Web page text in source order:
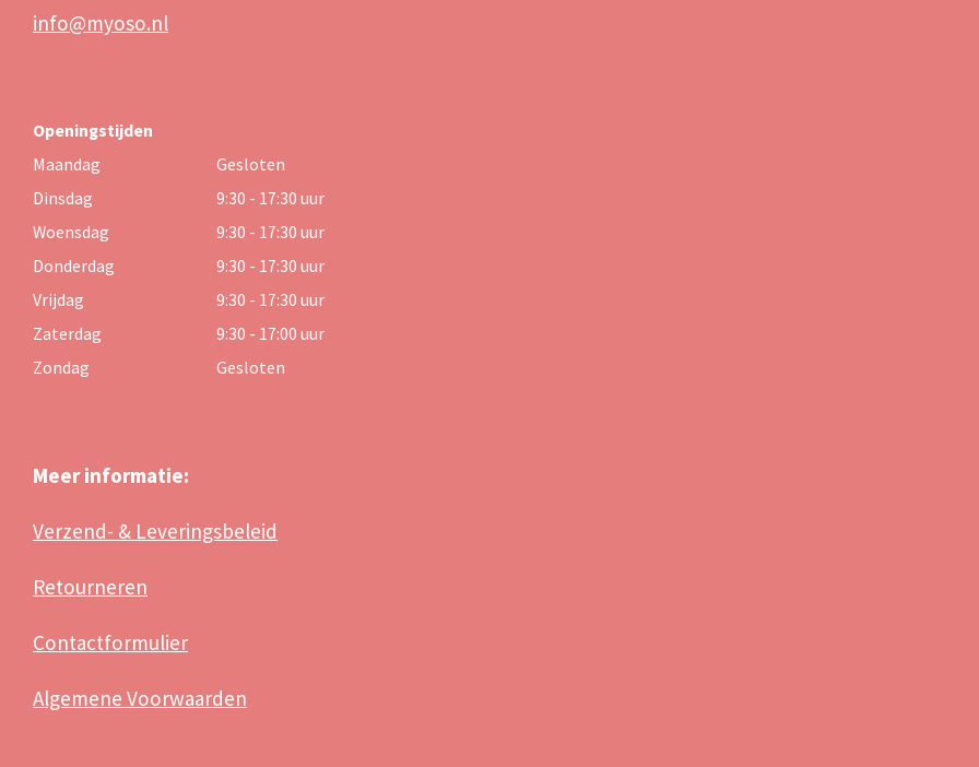
info@myoso.nl
Openingstijden
Maandag
Gesloten
Dinsdag
9:30 - 17:30 uur
Woensdag
9:30 - 17:30 uur
Donderdag
9:30 - 17:30 uur
Vrijdag
9:30 - 17:30 uur
Zaterdag
9:30 - 17:00 uur
Zondag
Gesloten
Meer informatie:
Verzend- & Leveringsbeleid
Retourneren
Contactformulier
Algemene Voorwaarden